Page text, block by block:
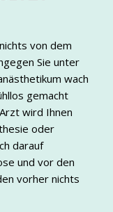
von dem
Sie unter
wach
gemacht
wird Ihnen
oder
darauf
und vor den
vorher nichts